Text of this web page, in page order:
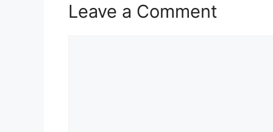
Leave a Comment